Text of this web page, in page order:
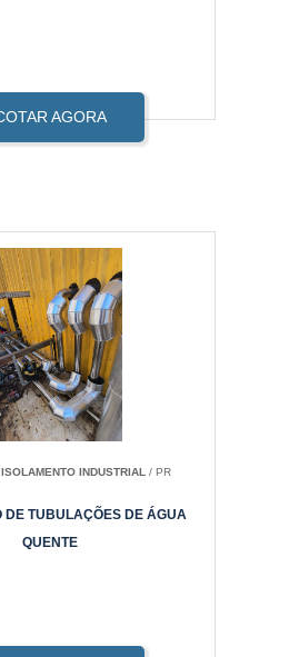
AGORA
ISOLAMENTO INDUSTRIAL / PR
DE TUBULAÇÕES DE ÁGUA
QUENTE